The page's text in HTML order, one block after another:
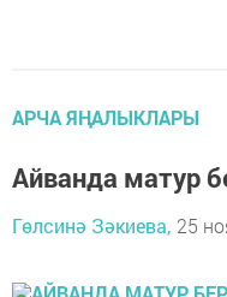
АРЧА ЯҢАЛЫКЛАРЫ
Айванда матур
Гөлсинә Зәкиева, 25